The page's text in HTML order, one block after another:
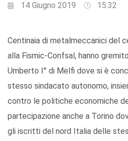
14 Giugno 2019 15:32
Centinaia di metalmeccanici del
alla Fismic-Confsal, hanno
Umberto I° di Melfi dove si è
stesso sindacato autonomo,
contro le politiche economiche
partecipazione anche a Torino
gli iscritti del nord Italia delle